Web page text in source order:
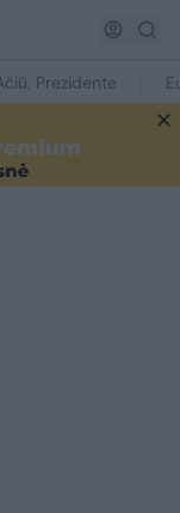
Prezidente